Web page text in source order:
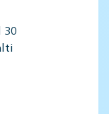
30